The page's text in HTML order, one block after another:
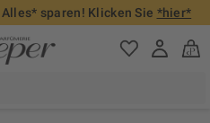
sparen! Klicken Sie *hier*